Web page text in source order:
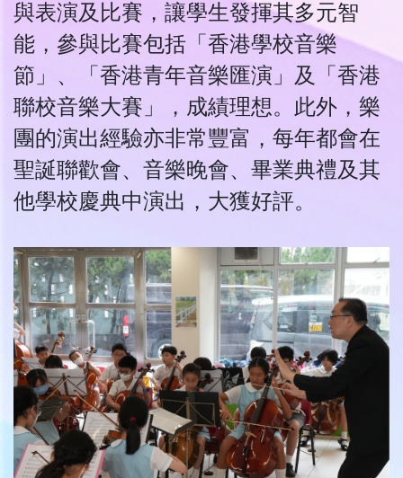
與表演及比賽，讓學生發揮其多元智
能，參與比賽包括「香港學校音樂
節」、「香港青年音樂匯演」及「香港
聯校音樂大賽」，成績理想。此外，樂
團的演出經驗亦非常豐富，每年都會在
聖誕聯歡會、音樂晚會、畢業典禮及其
他學校慶典中演出，大獲好評。